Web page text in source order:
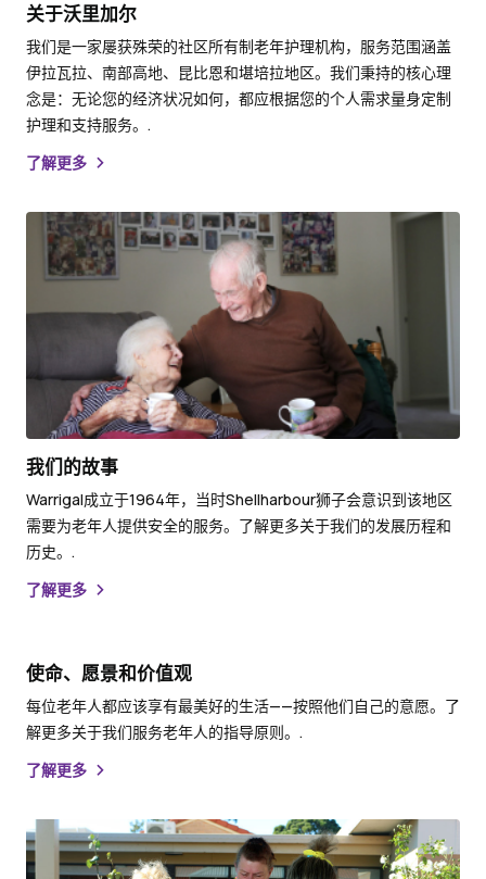
关于沃里加尔
我们是一家屡获殊荣的社区所有制老年护理机构，服务范围涵盖
伊拉瓦拉、南部高地、昆比恩和堪培拉地区。我们秉持的核心理
念是：无论您的经济状况如何，都应根据您的个人需求量身定制
护理和支持服务。.
了解更多
我们的故事
Warrigal成立于1964年，当时Shellharbour狮子会意识到该地区
需要为老年人提供安全的服务。了解更多关于我们的发展历程和
历史。.
了解更多
使命、愿景和价值观
每位老年人都应该享有最美好的生活——按照他们自己的意愿。了
解更多关于我们服务老年人的指导原则。.
了解更多